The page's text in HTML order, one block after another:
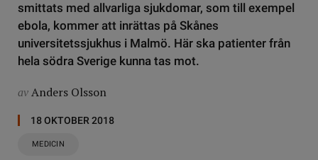
smittats med allvarliga sjukdomar, som till exempel
ebola, kommer att inrättas på Skånes
universitetssjukhus i Malmö. Här ska patienter från
hela södra Sverige kunna tas mot.
av Anders Olsson
18 OKTOBER 2018
MEDICIN